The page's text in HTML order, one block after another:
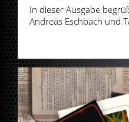
In dieser Ausgabe
Andreas Eschbach und